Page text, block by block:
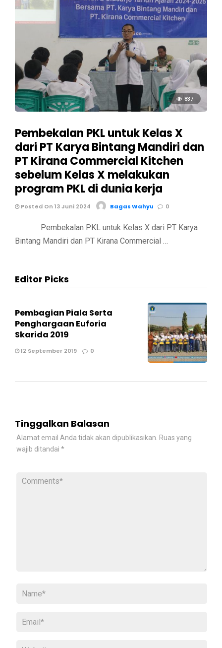
837
Pembekalan PKL untuk Kelas X
dari PT Karya Bintang Mandiri dan
PT Kirana Commercial Kitchen
sebelum Kelas X melakukan
program PKL di dunia kerja
Posted On 13 Juni 2024 Bagas Wahyu 0
Pembekalan PKL untuk Kelas X dari PT Karya
Bintang Mandiri dan PT Kirana Commercial …
Editor Picks
Pembagian Piala Serta
Penghargaan Euforia
Skarida 2019
12 September 2019 0
Tinggalkan Balasan
Alamat email Anda tidak akan dipublikasikan. Ruas yang
wajib ditandai *